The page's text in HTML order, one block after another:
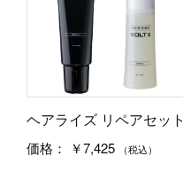
ヘアライズ リペアセット
価格：
￥7,425 （税込）